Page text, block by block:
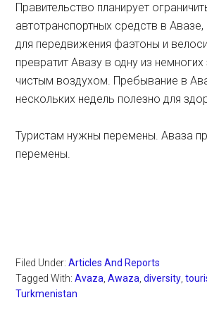
Правительство планирует
автотранспортных средств в
для передвижения фаэтоны и
превратит Авазу в одну из
чистым воздухом. Пребывание в
нескольких недель полезно для
Туристам нужны перемены. Аваза
перемены.
Filed Under:Articles And Reports
Tagged With:Avaza ,Awaza ,diversity ,
Turkmenistan